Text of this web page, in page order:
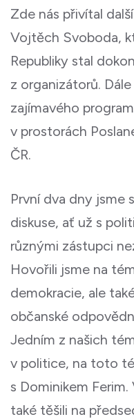
Zde nás přivítal
Vojtěch Svoboda,
Republiky stal
z organizátorů.
zajímavého
v prostorách
ČR.
První dva dny jsme
diskuse, ať už s
různými zástupci
Hovořili jsme na
demokracie, ale
občanské
Jedním z našich
v politice, na toto
s Dominikem
také těšili na